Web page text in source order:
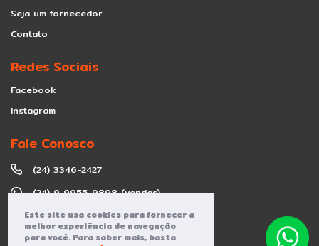
Este site usa cookies para fornecer a
melhor experiência de navegação
para você. Para saber mais, basta
Seja um fornecedor
Contato
Redes Sociais
Facebook
Instagram
Fale Conosco
(24) 3346-2427
(24) 9 9955-9898 (vendas)
contato@grupoaceplan.com.br